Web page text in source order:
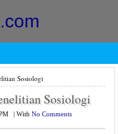
Sosiologi
Sosiologi
With No Comments